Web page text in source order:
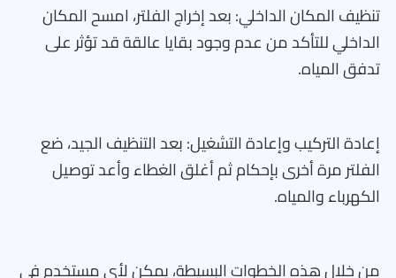
تنظيف المكان الداخلي: بعد إخراج الفلتر، امسح المكان
الداخلي للتأكد من عدم وجود بقايا عالقة قد تؤثر على
تدفق المياه.
إعادة التركيب وإعادة التشغيل: بعد التنظيف الجيد، ضع
الفلتر مرة أخرى بإحكام ثم أغلق الغطاء وأعد توصيل
الكهرباء والمياه.
من خلال هذه الخطوات البسيطة، يمكن لأي مستخدم في